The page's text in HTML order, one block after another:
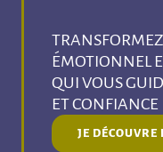
ÉMOTIONNEL
QUI VOUS
ET CONFIANCE
JE DÉCOUVRE